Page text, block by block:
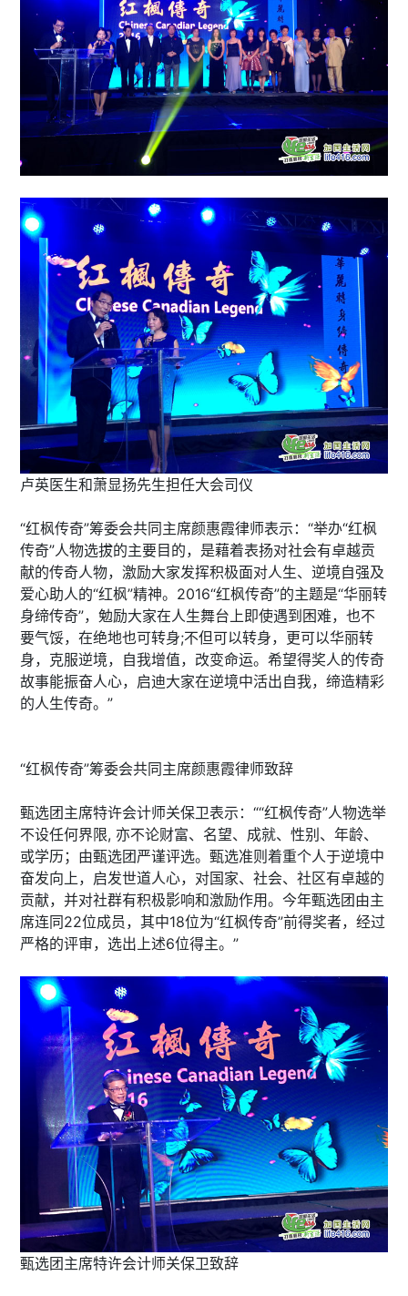
卢英医生和萧显扬先生担任大会司仪
“红枫传奇”筹委会共同主席颜惠霞律师表示：“举办“红枫
传奇”人物选拔的主要目的，是藉着表扬对社会有卓越贡
献的传奇人物，激励大家发挥积极面对人生、逆境自强及
爱心助人的“红枫”精神。2016“红枫传奇”的主题是“华丽转
身缔传奇”，勉励大家在人生舞台上即使遇到困难，也不
要气馁，在绝地也可转身;不但可以转身，更可以华丽转
身，克服逆境，自我增值，改变命运。希望得奖人的传奇
故事能振奋人心，启迪大家在逆境中活出自我，缔造精彩
的人生传奇。”
“红枫传奇”筹委会共同主席颜惠霞律师致辞
甄选团主席特许会计师关保卫表示：““红枫传奇”人物选举
不设任何界限, 亦不论财富、名望、成就、性别、年龄、
或学历；由甄选团严谨评选。甄选准则着重个人于逆境中
奋发向上，启发世道人心，对国家、社会、社区有卓越的
贡献，并对社群有积极影响和激励作用。今年甄选团由主
席连同22位成员，其中18位为“红枫传奇”前得奖者，经过
严格的评审，选出上述6位得主。”
甄选团主席特许会计师关保卫致辞